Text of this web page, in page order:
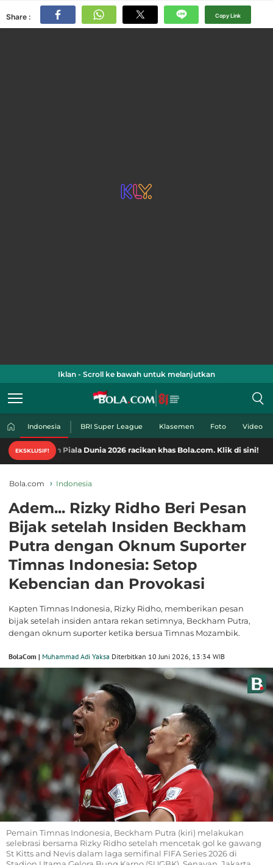
Share : Copy Link
Iklan - Scroll ke bawah untuk melanjutkan
Indonesia BRI Super League Klasemen Foto Video
EKSKLUSIF!
Piala Dunia 2026 racikan khas Bola.com. Klik di sini!
Bola.com Indonesia
Adem... Rizky Ridho Beri Pesan
Bijak setelah Insiden Beckham
Putra dengan Oknum Suporter
Timnas Indonesia: Setop
Kebencian dan Provokasi
Kapten Timnas Indonesia, Rizky Ridho, memberikan pesan
bijak setelah insiden antara rekan setimnya, Beckham Putra,
dengan oknum suporter ketika bersua Timnas Mozambik.
BolaCom | Muhammad Adi Yaksa Diterbitkan 10 Juni 2026, 13:34 WIB
Pemain Timnas Indonesia, Beckham Putra (kiri) melakukan
selebrasi bersama Rizky Ridho setelah mencetak gol ke gawang
St Kitts and Nevis dalam laga semifinal FIFA Series 2026 di